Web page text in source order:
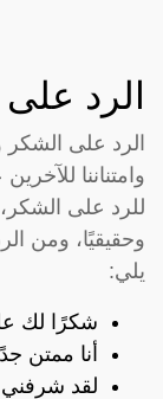
الرد
الرد على الشكر
وامتناننا
للرد على
وحقيقيًا، ومن
يلي:
شكرًا لك
أنا ممتن
لقد